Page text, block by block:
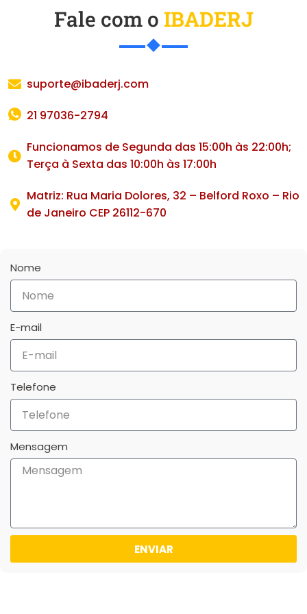
Fale com o IBADERJ
suporte@ibaderj.com
21 97036-2794
Funcionamos de Segunda das 15:00h às 22:00h;
Terça à Sexta das 10:00h às 17:00h
Matriz: Rua Maria Dolores, 32 – Belford Roxo – Rio
de Janeiro CEP 26112-670
Nome
E-mail
Telefone
Mensagem
ENVIAR